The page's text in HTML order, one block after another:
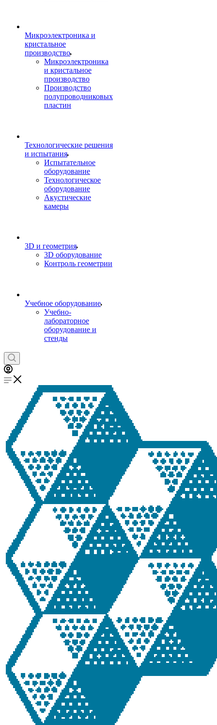
Микроэлектроника и
кристальное
производство
Микроэлектроника
и кристальное
производство
Производство
полупроводниковых
пластин
Технологические решения
и испытания
Испытательное
оборудование
Технологическое
оборудование
Акустические
камеры
3D и геометрия
3D оборудование
Контроль геометрии
Учебное оборудование
Учебно-
лабораторное
оборудование и
стенды